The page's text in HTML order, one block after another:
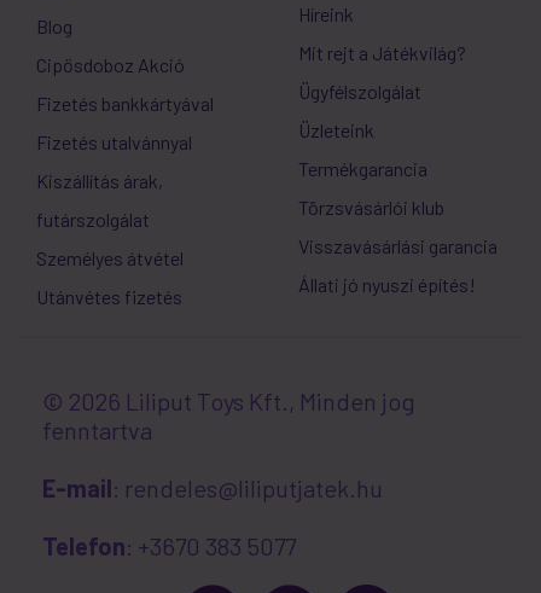
Blog
Cipősdoboz Akció
Fizetés bankkártyával
Fizetés utalvánnyal
Kiszállítás árak,
futárszolgálat
Személyes átvétel
Utánvétes fizetés
Híreink
Mit rejt a Játékvilág?
Ügyfélszolgálat
Üzleteink
Termékgarancia
Törzsvásárlói klub
Visszavásárlási garancia
Állati jó nyuszi építés!
© 2026 Liliput Toys Kft., Minden jog
fenntartva
E-mail: rendeles@liliputjatek.hu
Telefon: +3670 383 5077